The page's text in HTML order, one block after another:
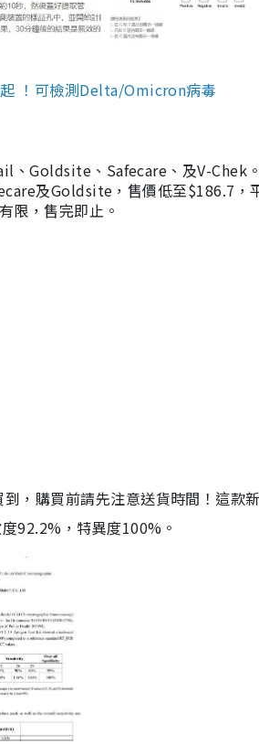
！可檢測Delta/Omicron病毒
、Goldsite、Safecare、及V-Chek
及Goldsite，售價低至$186.7，
限，售完即止。
，購買前請先注意送貨時間！這款
92.2%，特異度100%。